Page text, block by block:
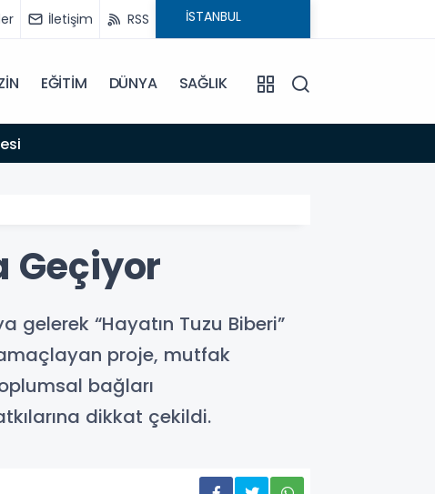
İletişim RSS
EĞİTİM DÜNYA SAĞLIK
Geçiyor
“Hayatın Tuzu Biberi”
proje, mutfak
bağları
dikkat çekildi.